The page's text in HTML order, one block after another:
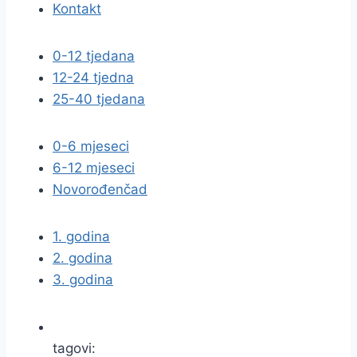
Kontakt
0-12 tjedana
12-24 tjedna
25-40 tjedana
0-6 mjeseci
6-12 mjeseci
Novorođenčad
1. godina
2. godina
3. godina
tagovi: